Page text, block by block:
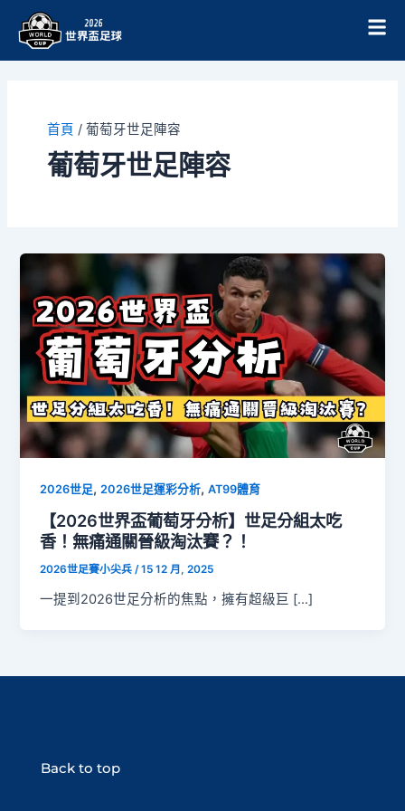
首頁 / 葡萄牙世足陣容
葡萄牙世足陣容
2026世足,2026世足運彩分析,AT99體育
【2026世界盃葡萄牙分析】世足分組太吃
香！無痛通關晉級淘汰賽？！
2026世足賽小尖兵/15 12 月, 2025
一提到2026世足分析的焦點，擁有超級巨 […]
Back to top